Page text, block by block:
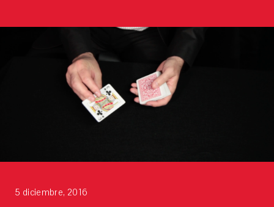
5 diciembre, 2016